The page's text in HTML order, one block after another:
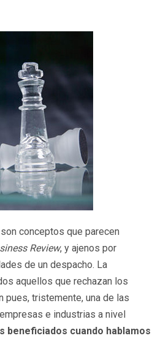
conceptos que parecen
Review, y ajenos por
de un despacho. La
aquellos que rechazan los
pues, tristemente, una de las
e industrias a nivel
beneficiados cuando hablamos